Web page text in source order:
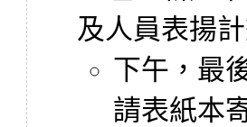
及人員表揚
下午，最
請表紙本